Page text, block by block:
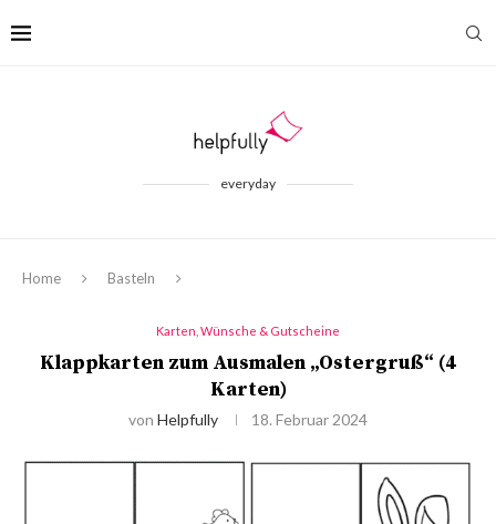
everyday
Home Basteln
Karten, Wünsche & Gutscheine
Klappkarten zum Ausmalen „Ostergruß“ (4
Karten)
von Helpfully 18. Februar 2024